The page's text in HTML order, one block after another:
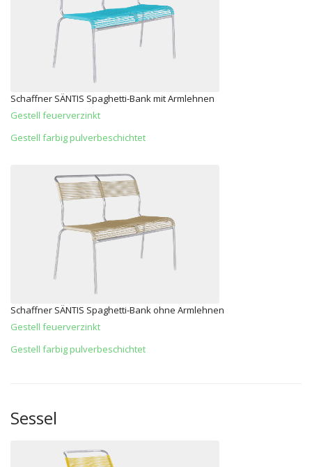
Schaffner SÄNTIS Spaghetti-Bank mit Armlehnen
Gestell feuerverzinkt
Gestell farbig pulverbeschichtet
Schaffner SÄNTIS Spaghetti-Bank ohne Armlehnen
Gestell feuerverzinkt
Gestell farbig pulverbeschichtet
Sessel